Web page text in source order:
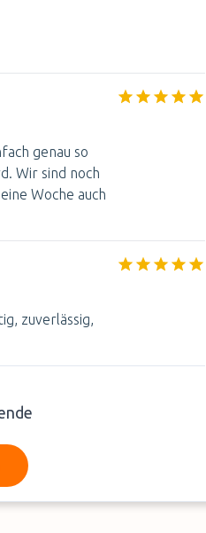
genau so
Wir sind noch
Woche auch
zuverlässig,
lezen